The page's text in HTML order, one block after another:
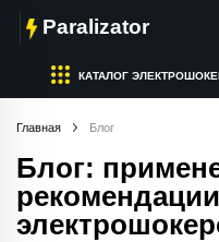
КАТАЛОГ
Paralizator
Главная Блог
Блог: